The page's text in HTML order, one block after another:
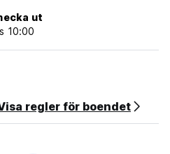
före ankomst.
till 23.00.
ut
10:00
regler för boendet